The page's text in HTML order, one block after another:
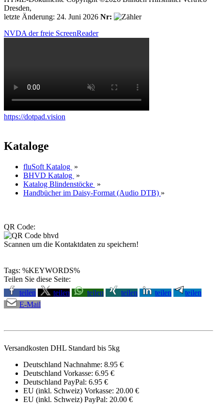
Dresden,
letzte Änderung: 24. Juni 2026 Nr:
NVDA der freie ScreenReader
https://dotpad.vision
Kataloge
fluSoft Katalog »
BHVD Katalog »
Katalog Blindenstöcke »
Handbücher im Daisy-Format (Audio DTB) »
QR Code:
Scannen um die Kontaktdaten zu speichern!
Tags: %KEYWORDS%
Teilen Sie diese Seite:
teilen
teilen teilen teilen teilen
teilen
E-Mail
Versandkosten DHL Standard bis 5kg
Deutschland Nachnahme: 8.95 €
Deutschland Vorkasse: 6.95 €
Deutschland PayPal: 6.95 €
EU (inkl. Schweiz) Vorkasse: 20.00 €
EU (inkl. Schweiz) PayPal: 20.00 €